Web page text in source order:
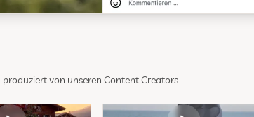
von unseren Content Creators.